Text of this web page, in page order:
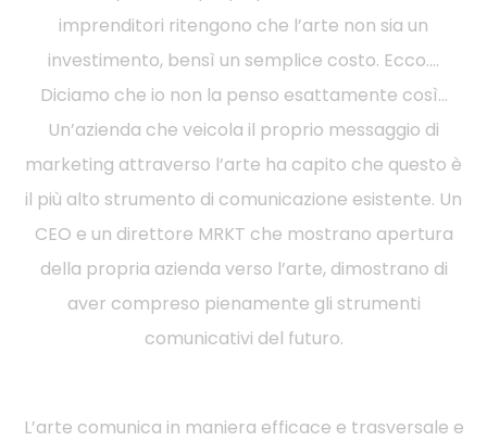
imprenditori ritengono che l’arte non sia un
investimento, bensì un semplice costo. Ecco….
Diciamo che io non la penso esattamente così…
Un’azienda che veicola il proprio messaggio di
marketing attraverso l’arte ha capito che questo è
il più alto strumento di comunicazione esistente. Un
CEO e un direttore MRKT che mostrano apertura
della propria azienda verso l’arte, dimostrano di
aver compreso pienamente gli strumenti
comunicativi del futuro.
L’arte comunica in maniera efficace e trasversale e